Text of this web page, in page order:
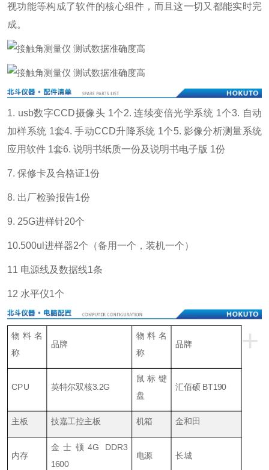
视功能等构成了软件的核心组件，而且这一切又都能实时完
成。
1. usb数字CCD摄像头 1个2. 连续变倍光学系统 1个3. 自动
加样系统 1套4. 手动CCD升降系统 1个5. 影像分析测量系统
应用软件 1套6. 说明书纸质一份及说明书电子版 1份
7. 保修卡及合格证1份
8. 出厂检验报告1份
9. 25G进样针20个
10.500ul进样器2个（备用一个，装机一个）
11 电源线及数据线1条
12 水平仪1个
+
物料名
称
品牌
物料名
称
品牌
CPU 英特尔双核3.2G
鼠标键
盘
汇佰硕 BT190
主板 技嘉工控主板 机箱 金和田
内存
金士顿4G DDR3
1600
电源 长城